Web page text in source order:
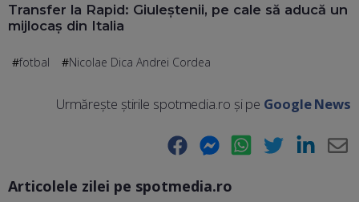
Transfer la Rapid: Giuleștenii, pe cale să aducă un
mijlocaș din Italia
fotbal Nicolae Dica Andrei Cordea
Urmărește știrile spotmedia.ro și pe Google News
Facebook Messenger WhatsApp Twitter LinkedIn
Articolele zilei pe spotmedia.ro